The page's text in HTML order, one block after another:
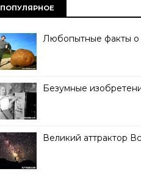
ПОПУЛЯРНОЕ
Любопытные факты о
Безумные
Великий аттрактор